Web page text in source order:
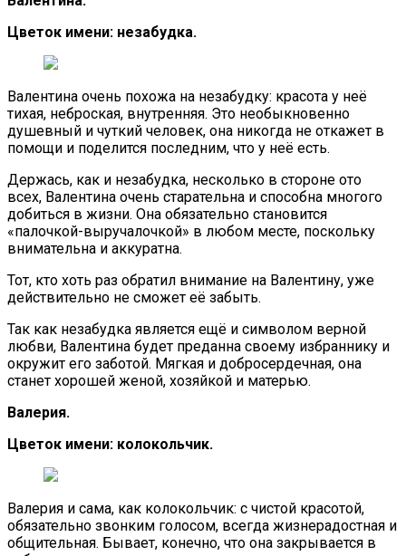
Цветок имени: незабудка.
Валентина очень похожа на незабудку: красота у неё
тихая, неброская, внутренняя. Это необыкновенно
душевный и чуткий человек, она никогда не откажет в
помощи и поделится последним, что у неё есть.
Держась, как и незабудка, несколько в стороне ото
всех, Валентина очень старательна и способна многого
добиться в жизни. Она обязательно становится
«палочкой-выручалочкой» в любом месте, поскольку
внимательна и аккуратна.
Тот, кто хоть раз обратил внимание на Валентину, уже
действительно не сможет её забыть.
Так как незабудка является ещё и символом верной
любви, Валентина будет преданна своему избраннику и
окружит его заботой. Мягкая и добросердечная, она
станет хорошей женой, хозяйкой и матерью.
Валерия.
Цветок имени: колокольчик.
Валерия и сама, как колокольчик: с чистой красотой,
обязательно звонким голосом, всегда жизнерадостная и
общительная. Бывает, конечно, что она закрывается в